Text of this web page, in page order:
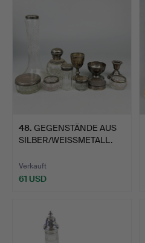
48. GEGENSTÄNDE AUS
SILBER/WEISSMETALL.
Verkauft
61 USD